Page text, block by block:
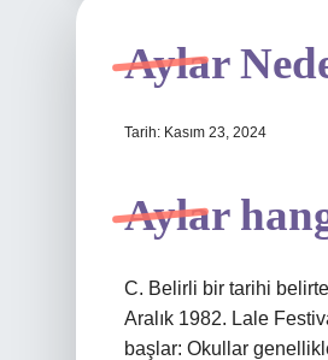
Aylar
Tarih: Kasım 23, 2024
Aylar
C. Belirli bir tarihi
Aralık 1982. Lale
başlar: Okullar